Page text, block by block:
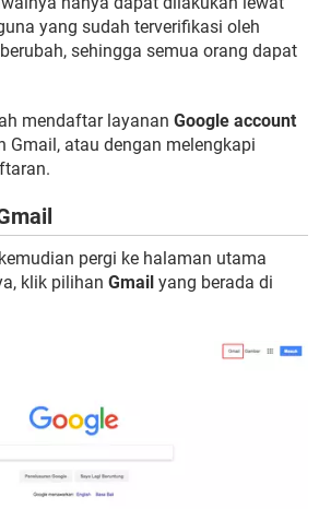
yang sudah terverifikasi oleh
sehingga semua orang dapat
mendaftar layanan Google account
Gmail, atau dengan melengkapi
pergi ke halaman utama
klik pilihan Gmail yang berada di